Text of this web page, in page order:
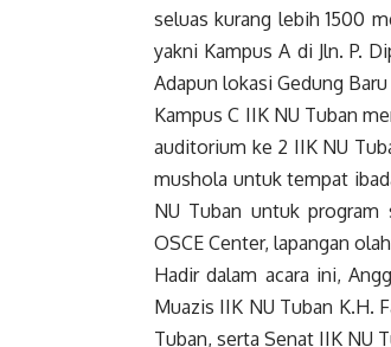
seluas kurang lebih 1500
yakni Kampus A di Jln. P.
Adapun lokasi Gedung
Kampus C IIK NU Tuban
auditorium ke 2 IIK NU
mushola untuk tempat
NU Tuban untuk program
OSCE Center, lapangan
Hadir dalam acara ini,
Muazis IIK NU Tuban K.H.
Tuban, serta Senat IIK NU